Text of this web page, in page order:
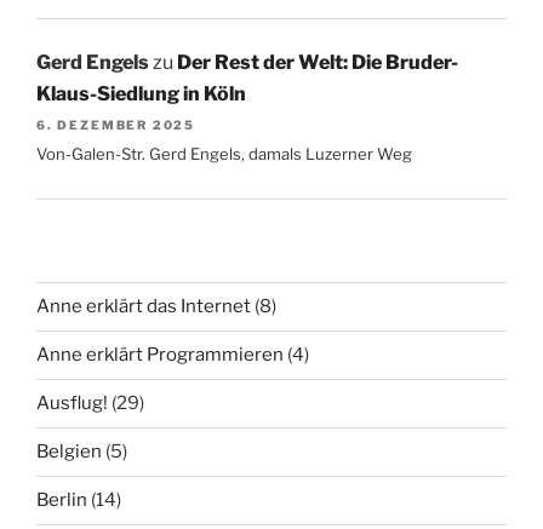
Gerd Engelszu Der Rest der Welt: Die Bruder-
Klaus-Siedlung in Köln
6. DEZEMBER 2025
Von-Galen-Str. Gerd Engels, damals Luzerner Weg
Anne erklärt das Internet (8)
Anne erklärt Programmieren (4)
Ausflug! (29)
Belgien (5)
Berlin (14)